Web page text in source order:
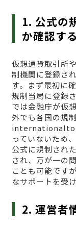
1. 公式の
か確認する
仮想通貨取引所
制機関に登録さ
す。まず最初に
規制当局に登録
では金融庁が仮
外でも各国の規
っていないため
公式に規制され
され、万が一の
ことも可能です
なサポートを受
2. 運営者